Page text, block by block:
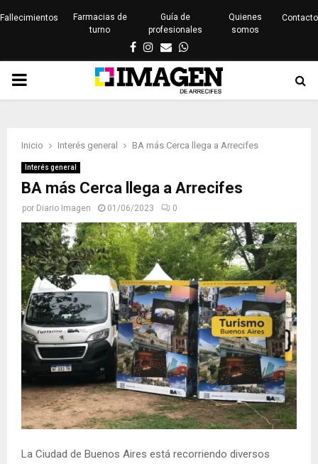
Fallecimientos
Farmacias de
turno
Guía de
profesionales
Quienes
somos
Contacto
Facebook
Instagram
EmailWhatsapp
PRIMARY
Inicio Interés general BA más Cerca llega a Arrecifes
Interés general
BA más Cerca llega a Arrecifes
por Diario Imagen 01/06/2023 0
La Ciudad de Buenos Aires está recorriendo diversos